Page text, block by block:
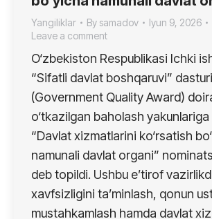
Yangiliklar By samadov
Iyun 9, 2026
Leave a comment
O‘zbekiston Respublikasi Ichki
“Sifatli davlat boshqaruvi” dasturi
(Government Quality Award)
o‘tkazilgan baholash yakunlariga
“Davlat xizmatlarini ko‘rsatish
namunali davlat organi”
deb topildi. Ushbu e’tirof
xavfsizligini ta’minlash, qonun
mustahkamlash hamda davlat